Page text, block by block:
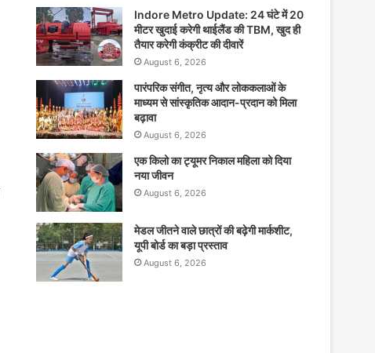
Indore Metro Update: 24 घंटे में 20
मीटर खुदाई करेगी थाईलैंड की TBM, खुद ही
तैयार करेगी कंक्रीट की दीवारें
August 6, 2026
पारंपरिक संगीत, नृत्य और लोककलाओं के
माध्यम से सांस्कृतिक आदान-प्रदान को मिला
बढ़ावा
August 6, 2026
एक किलो का ट्यूमर निकाल महिला को दिया
नया जीवन
August 6, 2026
मेडल जीतने वाले छात्रों की बढ़ेगी मार्कशीट,
यूपी बोर्ड का बड़ा प्रस्ताव
August 6, 2026